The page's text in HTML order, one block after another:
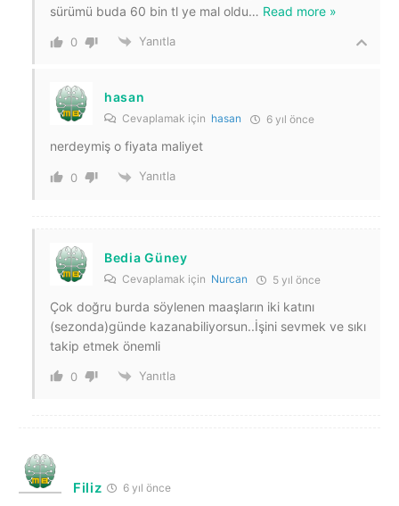
sürümü buda 60 bin tl ye mal oldu… Read more »
0 Yanıtla
hasan
Cevaplamak için hasan 6 yıl önce
nerdeymiş o fiyata maliyet
0 Yanıtla
Bedia Güney
Cevaplamak için Nurcan 5 yıl önce
Çok doğru burda söylenen maaşların iki katını
(sezonda)günde kazanabiliyorsun..İşini sevmek ve sıkı
takip etmek önemli
0 Yanıtla
Filiz 6 yıl önce